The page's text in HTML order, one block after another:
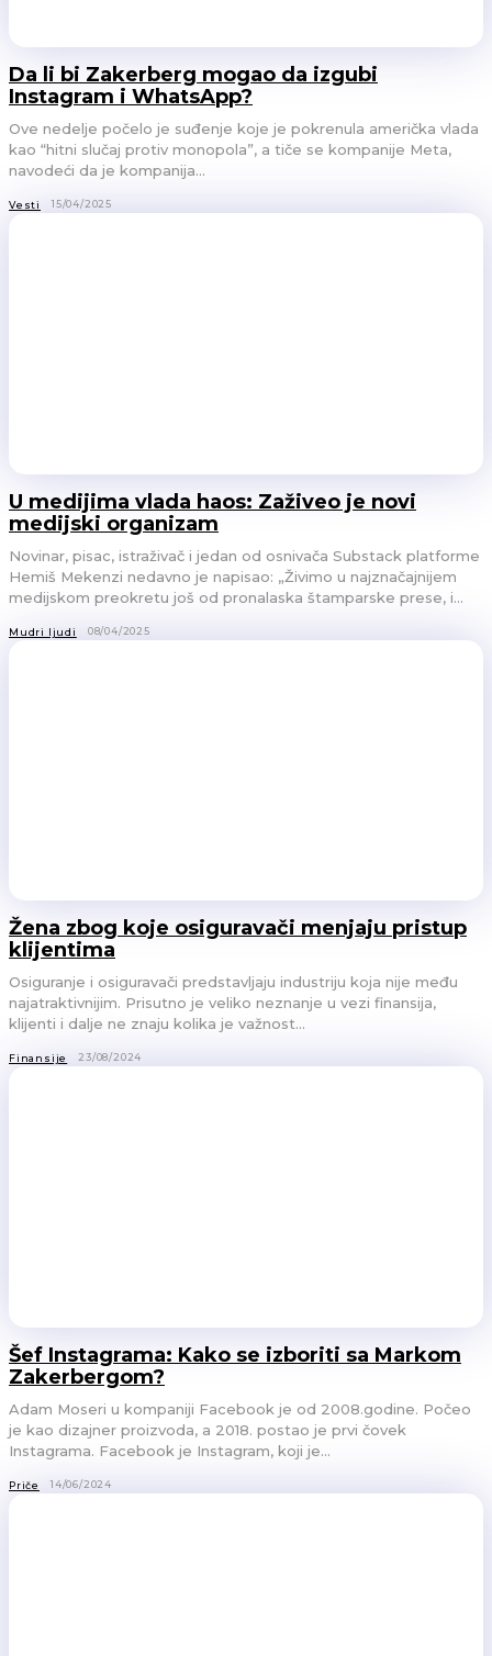
Da li bi Zakerberg mogao da izgubi
Instagram i WhatsApp?
Ove nedelje počelo je suđenje koje je pokrenula američka vlada
kao “hitni slučaj protiv monopola”, a tiče se kompanije Meta,
navodeći da je kompanija...
Vesti 15/04/2025
U medijima vlada haos: Zaživeo je novi
medijski organizam
Novinar, pisac, istraživač i jedan od osnivača Substack platforme
Hemiš Mekenzi nedavno je napisao: „Živimo u najznačajnijem
medijskom preokretu još od pronalaska štamparske prese, i...
Mudri ljudi 08/04/2025
Žena zbog koje osiguravači menjaju pristup
klijentima
Osiguranje i osiguravači predstavljaju industriju koja nije među
najatraktivnijim. Prisutno je veliko neznanje u vezi finansija,
klijenti i dalje ne znaju kolika je važnost...
Finansije 23/08/2024
Šef Instagrama: Kako se izboriti sa Markom
Zakerbergom?
Adam Moseri u kompaniji Facebook je od 2008.godine. Počeo
je kao dizajner proizvoda, a 2018. postao je prvi čovek
Instagrama. Facebook je Instagram, koji je...
Priče 14/06/2024